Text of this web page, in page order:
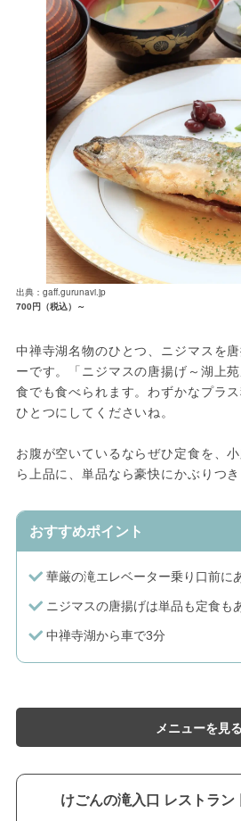
出典：gaff.gurunavi.jp
700円（税込）～
中禅寺湖名物のひとつ、ニジマスを
ーです。「ニジマスの唐揚げ～湖上
食でも食べられます。わずかなプラ
ひとつにしてくださいね。
お腹が空いているならぜひ定食を、
ら上品に、単品なら豪快にかぶりつき
おすすめポイント
華厳の滝エレベーター乗り口前に
ニジマスの唐揚げは単品も定食も
中禅寺湖から車で3分
メニューを見る
けごんの滝入口 レストラン